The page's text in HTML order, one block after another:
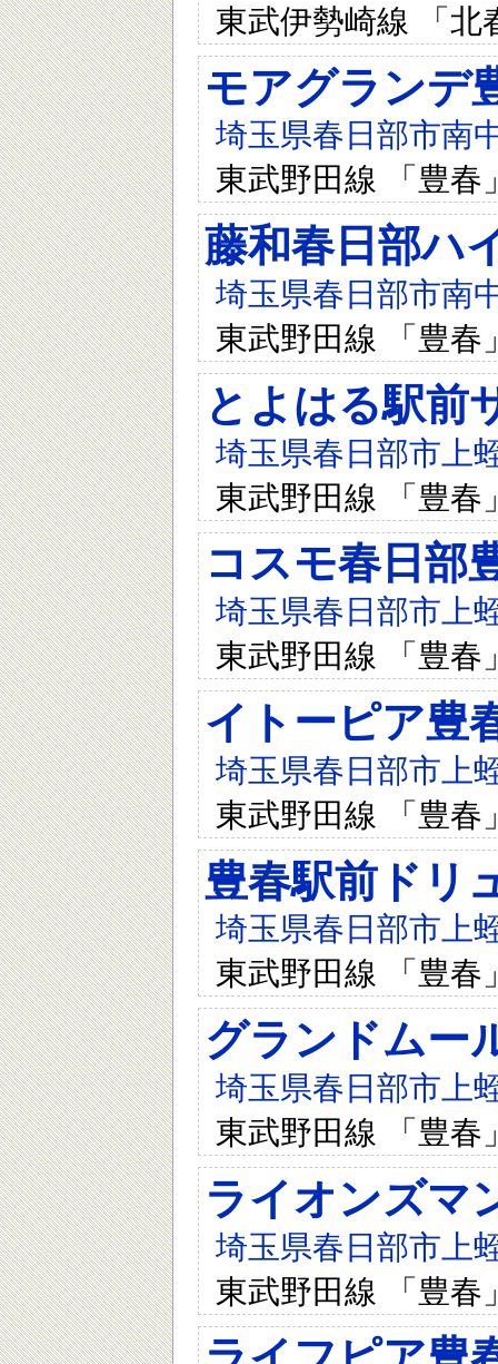
東武伊勢崎線 「北
モアグランデ
埼玉県春日部市南
東武野田線 「豊春
藤和春日部ハ
埼玉県春日部市南
東武野田線 「豊春
とよはる駅前
埼玉県春日部市上
東武野田線 「豊春
コスモ春日部
埼玉県春日部市上
東武野田線 「豊春
イトーピア豊
埼玉県春日部市上
東武野田線 「豊春
豊春駅前ドリ
埼玉県春日部市上
東武野田線 「豊春
グランドムー
埼玉県春日部市上
東武野田線 「豊春
ライオンズマ
埼玉県春日部市上
東武野田線 「豊春